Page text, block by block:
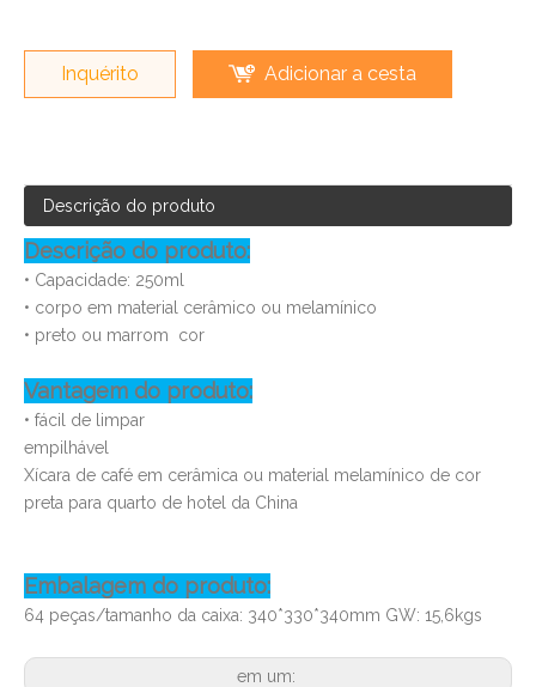
Inquérito Adicionar a cesta
Descrição do produto
Descrição do produto:
• Capacidade: 250ml
• corpo em material cerâmico ou melamínico
• preto ou marrom cor
Vantagem do produto:
• fácil de limpar
empilhável
Xícara de café em cerâmica ou material melamínico de cor
preta para quarto de hotel da China
Embalagem do produto:
64 peças/tamanho da caixa: 340*330*340mm GW: 15,6kgs
em um: